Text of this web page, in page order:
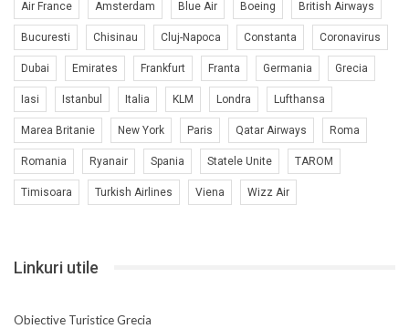
Air France Amsterdam Blue Air Boeing British Airways
Bucuresti Chisinau Cluj-Napoca Constanta Coronavirus
Dubai Emirates Frankfurt Franta Germania Grecia
Iasi Istanbul Italia KLM Londra Lufthansa
Marea Britanie New York Paris Qatar Airways Roma
Romania Ryanair Spania Statele Unite TAROM
Timisoara Turkish Airlines Viena Wizz Air
Linkuri utile
Obiective Turistice Grecia